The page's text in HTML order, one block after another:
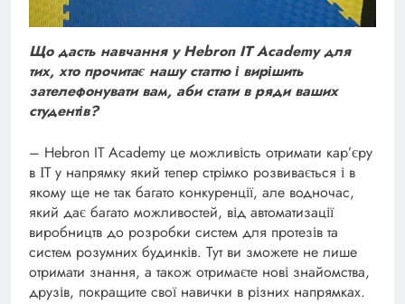
Що дасть навчання у Hebron IT Academy для
тих, хто прочитає нашу статтю і вирішить
зателефонувати вам, аби стати в ряди ваших
студентів?
– Hebron IT Academy це можливість отримати кар’єру
в ІТ у напрямку який тепер стрімко розвивається і в
якому ще не так багато конкуренції, але водночас,
який дає багато можливостей, від автоматизації
виробництв до розробки систем для протезів та
систем розумних будинків. Тут ви зможете не лише
отримати знання, а також отримаєте нові знайомства,
друзів, покращите свої навички в різних напрямках.